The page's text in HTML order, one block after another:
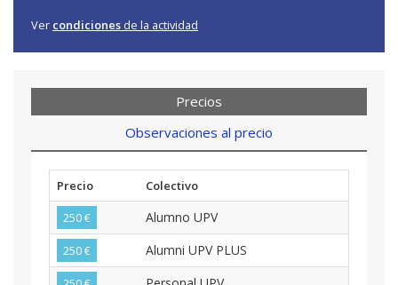
Ver condiciones de la actividad
Precios
Observaciones al precio
Precio
Colectivo
250 €
Alumno UPV
250 € Alumni UPV PLUS